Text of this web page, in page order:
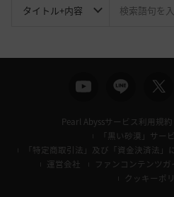
Pearl Abyssサービス利用規約
「黒い砂漠」サー
「特定商取引法」及び「資金決済法」
運営会社
ファンコンテンツガ
クッキーポ